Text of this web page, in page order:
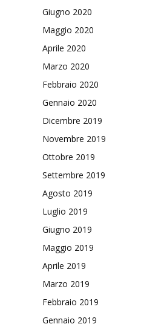
Giugno 2020
Maggio 2020
Aprile 2020
Marzo 2020
Febbraio 2020
Gennaio 2020
Dicembre 2019
Novembre 2019
Ottobre 2019
Settembre 2019
Agosto 2019
Luglio 2019
Giugno 2019
Maggio 2019
Aprile 2019
Marzo 2019
Febbraio 2019
Gennaio 2019